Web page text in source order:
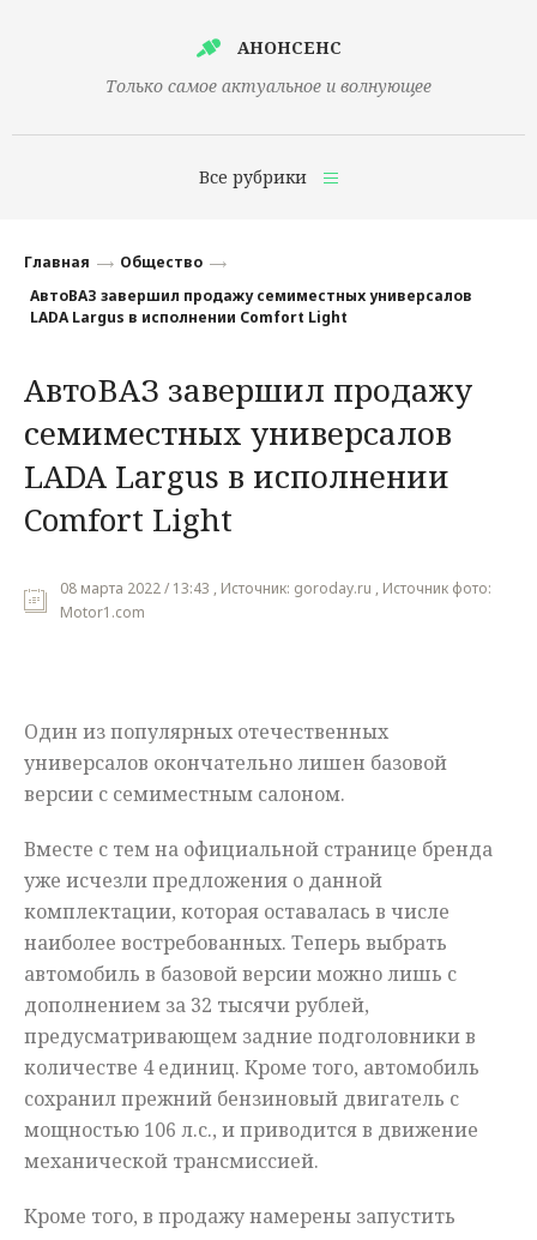
АНОНСЕНС
Только самое актуальное и волнующее
Все рубрики
Финансы
Наука
Культура
Общество
Политика
Происшествия
Главная
Общество
АвтоВАЗ завершил продажу семиместных универсалов
LADA Largus в исполнении Comfort Light
АвтоВАЗ завершил продажу
семиместных универсалов
LADA Largus в исполнении
Comfort Light
08 марта 2022 / 13:43 , Источник: goroday.ru , Источник фото:
Motor1.com
Один из популярных отечественных
универсалов окончательно лишен базовой
версии с семиместным салоном.
Вместе с тем на официальной странице бренда
уже исчезли предложения о данной
комплектации, которая оставалась в числе
наиболее востребованных. Теперь выбрать
автомобиль в базовой версии можно лишь с
дополнением за 32 тысячи рублей,
предусматривающем задние подголовники в
количестве 4 единиц. Кроме того, автомобиль
сохранил прежний бензиновый двигатель с
мощностью 106 л.с., и приводится в движение
механической трансмиссией.
Кроме того, в продажу намерены запустить